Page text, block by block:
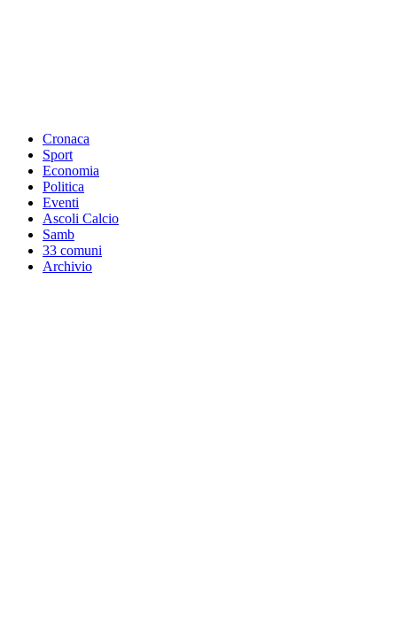
Cronaca
Sport
Economia
Politica
Eventi
Ascoli Calcio
Samb
33 comuni
Archivio